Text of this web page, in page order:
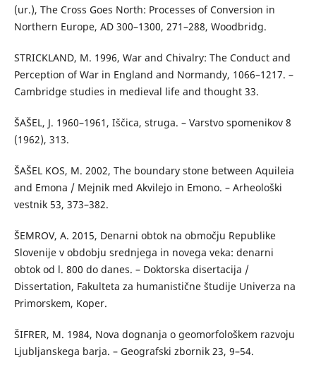
(ur.), The Cross Goes North: Processes of Conversion in
Northern Europe, AD 300–1300, 271–288, Woodbridg.
STRICKLAND, M. 1996, War and Chivalry: The Conduct and
Perception of War in England and Normandy, 1066–1217. –
Cambridge studies in medieval life and thought 33.
ŠAŠEL, J. 1960–1961, Iščica, struga. – Varstvo spomenikov 8
(1962), 313.
ŠAŠEL KOS, M. 2002, The boundary stone between Aquileia
and Emona / Mejnik med Akvilejo in Emono. – Arheološki
vestnik 53, 373–382.
ŠEMROV, A. 2015, Denarni obtok na območju Republike
Slovenije v obdobju srednjega in novega veka: denarni
obtok od l. 800 do danes. – Doktorska disertacija /
Dissertation, Fakulteta za humanistične študije Univerza na
Primorskem, Koper.
ŠIFRER, M. 1984, Nova dognanja o geomorfološkem razvoju
Ljubljanskega barja. – Geografski zbornik 23, 9–54.